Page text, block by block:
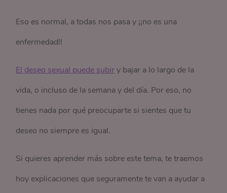
Eso es normal, a todas nos pasa y ¡¡no es una
enfermedad!!
El deseo sexual puede subiry bajar a lo largo de la
vida, o incluso de la semana y del día. Por eso, no
tienes nada por qué preocuparte si sientes que tu
deseo no siempre es igual.
Si quieres aprender más sobre este tema, te traemos
hoy explicaciones que seguramente te van a ayudar a